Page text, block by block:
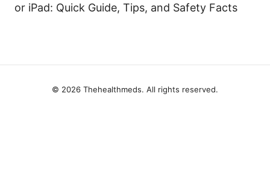
or iPad: Quick Guide, Tips, and Safety Facts
© 2026 Thehealthmeds. All rights reserved.